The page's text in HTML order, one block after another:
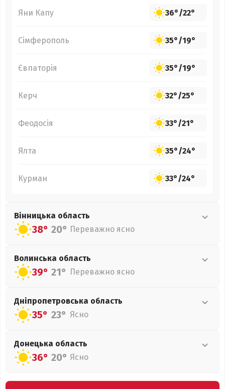
Яни Капу 36°/22°
Сімферополь 35°/19°
Євпаторія 35°/19°
Керч 32°/25°
Феодосія 33°/21°
Ялта 35°/24°
Курман 33°/24°
Вінницька область
38° 20° Переважно ясно
Волинська область
39° 21° Переважно ясно
Дніпропетровська область
35° 23° Ясно
Донецька область
36° 20° Ясно